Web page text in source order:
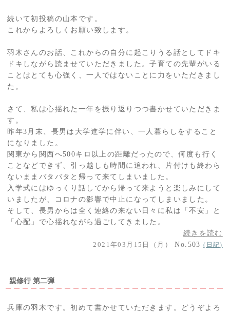
続いて初投稿の山本です。
これからよろしくお願い致します。
羽木さんのお話、これからの自分に起こりうる話としてドキ
ドキしながら読ませていただきました。子育ての先輩がいる
ことはとても心強く、一人ではないことに力をいただきまし
た。
さて、私は心揺れた一年を振り返りつつ書かせていただきま
す。
昨年3月末、長男は大学進学に伴い、一人暮らしをすること
になりました。
関東から関西へ500キロ以上の距離だったので、何度も行く
ことなどできず、引っ越しも時間に追われ、片付けも終わら
ないままバタバタと帰って来てしまいました。
入学式にはゆっくり話してから帰って来ようと楽しみにして
いましたが、コロナの影響で中止になってしまいました。
そして、長男からは全く連絡の来ない日々に私は「不安」と
「心配」で心揺れながら過ごしてきました。
続きを読む
2021年03月15日（月）
No.503(日記)
親修行 第二弾
兵庫の羽木です。初めて書かせていただきます。どうぞよろ